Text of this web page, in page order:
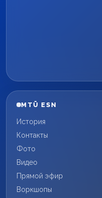
MTÜ ESN
История
Контакты
Фото
Видео
Прямой эфир
Воркшопы